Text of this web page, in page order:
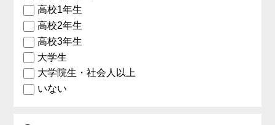
高校1年生
高校2年生
高校3年生
大学生
大学院生・社会人以上
いない